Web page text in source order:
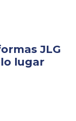
JLG
lugar